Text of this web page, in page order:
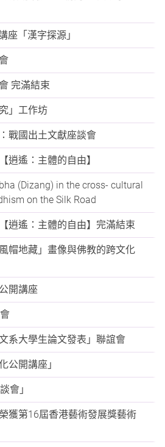
座「漢字探源」
完滿結束
」工作坊
戰國出土文獻座談會
逍遙：主體的自由】
(Dizang) in the cross- cultural
on the Silk Road
逍遙：主體的自由】完滿結束
帽地藏」畫像與佛教的跨文化
開講座
系大學生論文發表」聯誼會
公開講座」
會」
獲第16屆香港藝術發展獎藝術